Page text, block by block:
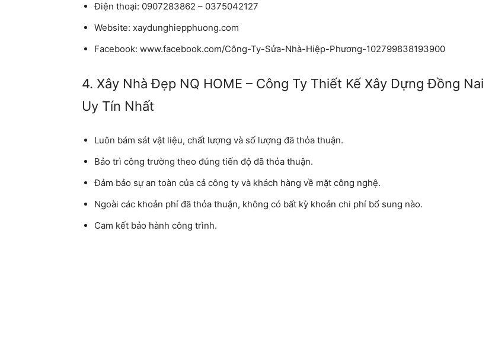
Điện thoại: 0907283862 – 0375042127
Website: xaydunghiepphuong.com
Facebook: www.facebook.com/Công-Ty-Sửa-Nhà-Hiệp-Phương-102799838193900
4. Xây Nhà Đẹp NQ HOME – Công Ty Thiết Kế Xây Dựng Đồng Nai
Uy Tín Nhất
Luôn bám sát vật liệu, chất lượng và số lượng đã thỏa thuận.
Bảo trì công trường theo đúng tiến độ đã thỏa thuận.
Đảm bảo sự an toàn của cả công ty và khách hàng về mặt công nghệ.
Ngoài các khoản phí đã thỏa thuận, không có bất kỳ khoản chi phí bổ sung nào.
Cam kết bảo hành công trình.